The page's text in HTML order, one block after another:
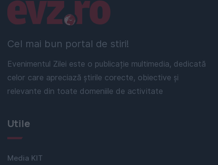
Cel mai bun portal de stiri!
Evenimentul Zilei este o publicație multimedia, dedicată
celor care apreciază știrile corecte, obiective și
relevante din toate domeniile de activitate
Linkuri utile
Utile
Media KIT